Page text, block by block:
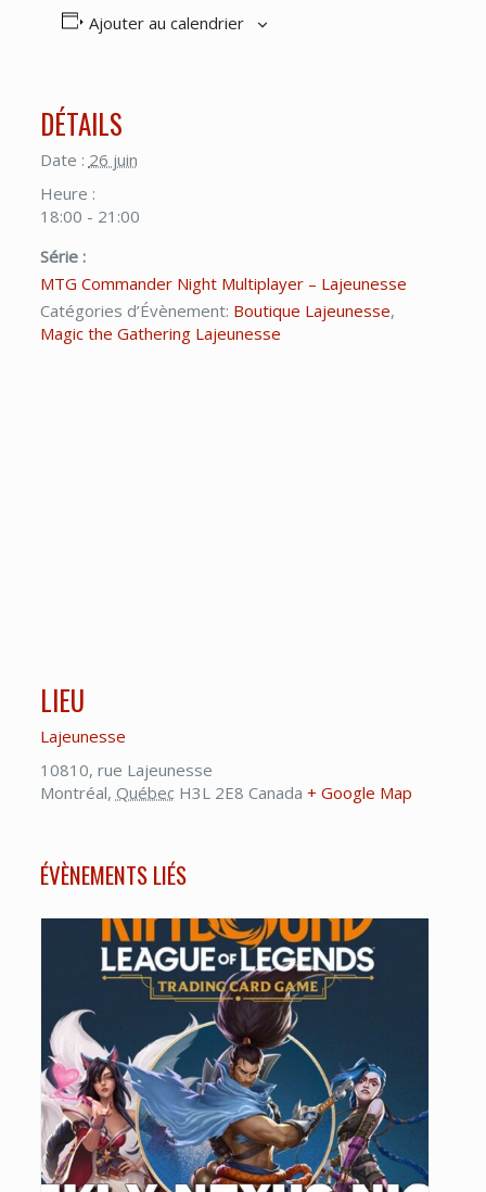
Ajouter au calendrier
DÉTAILS
Date : 26 juin
Heure :
18:00 - 21:00
Série :
MTG Commander Night Multiplayer – Lajeunesse
Catégories d’Évènement: Boutique Lajeunesse,
Magic the Gathering Lajeunesse
LIEU
Lajeunesse
10810, rue Lajeunesse
Montréal, Québec H3L 2E8 Canada + Google Map
ÉVÈNEMENTS LIÉS